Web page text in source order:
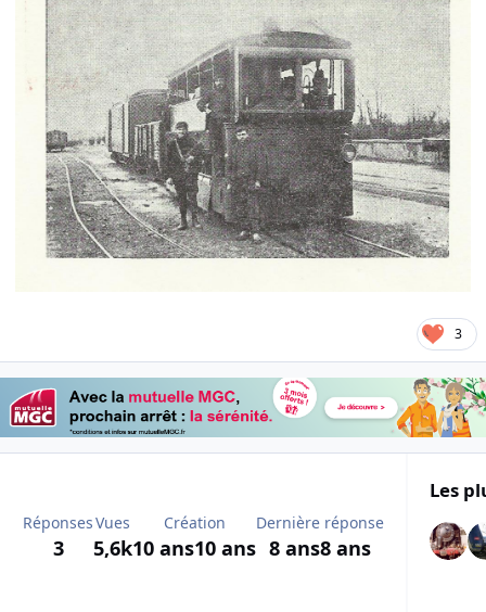
3
Réponses
3
Vues
5,6k
Création
10 ans10 ans
Dernière réponse
8 ans8 ans
Les